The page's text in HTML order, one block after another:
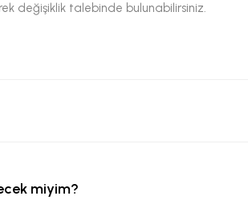
değişiklik talebinde bulunabilirsiniz.
miyim?